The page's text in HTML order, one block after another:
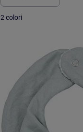
2 colori